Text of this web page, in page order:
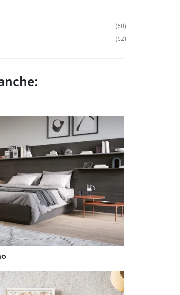
50
52